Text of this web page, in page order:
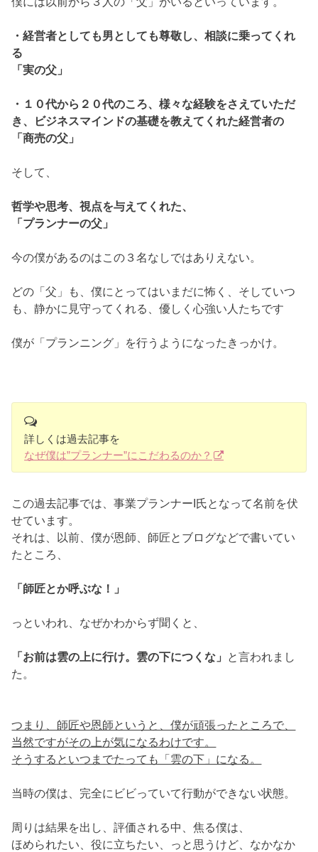
・経営者としても男としても尊敬し、相談に乗ってくれ
る
「実の父」
・１０代から２０代のころ、様々な経験をさえていただ
き、ビジネスマインドの基礎を教えてくれた経営者の
「商売の父」
そして、
哲学や思考、視点を与えてくれた、
「プランナーの父」
今の僕があるのはこの３名なしではありえない。
どの「父」も、僕にとってはいまだに怖く、そしていつ
も、静かに見守ってくれる、優しく心強い人たちです
僕が「プランニング」を行うようになったきっかけ。
詳しくは過去記事を
なぜ僕は”プランナー”にこだわるのか？
この過去記事では、事業プランナーI氏となって名前を伏
せています。
それは、以前、僕が恩師、師匠とブログなどで書いてい
たところ、
「師匠とか呼ぶな！」
っといわれ、なぜかわからず聞くと、
「お前は雲の上に行け。雲の下につくな」 と言われまし
た。
つまり、師匠や恩師というと、僕が頑張ったところで、
当然ですがその上が気になるわけです。
そうするといつまでたっても「雲の下」になる。
当時の僕は、完全にビビっていて行動ができない状態。
周りは結果を出し、評価される中、焦る僕は、
ほめられたい、役に立ちたい、っと思うけど、なかなか